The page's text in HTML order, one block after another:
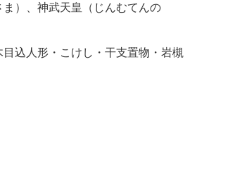
）、神武天皇（じんむてんの
込人形・こけし・干支置物・岩槻